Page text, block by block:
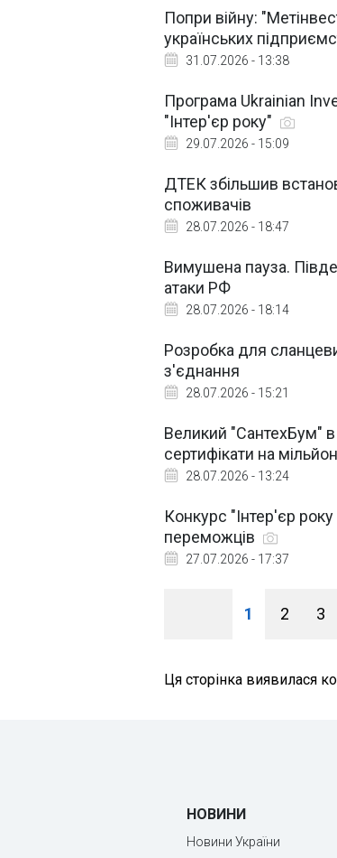
Попри війну:
українських
31.07.2026 - 13:38
Програма Ukrainіаn
"Інтер'єр року"
29.07.2026 - 15:09
ДТЕК збільшив
споживачів
28.07.2026 - 18:47
Вимушена пауза.
атаки РФ
28.07.2026 - 18:14
Розробка для
з'єднання
28.07.2026 - 15:21
Великий "СантехБум" в
сертифікати на мільйон
28.07.2026 - 13:24
Конкурс "Інтер'єр
переможців
27.07.2026 - 17:37
1 2 3
Ця сторінка виявилася
НОВИНИ
Новини України